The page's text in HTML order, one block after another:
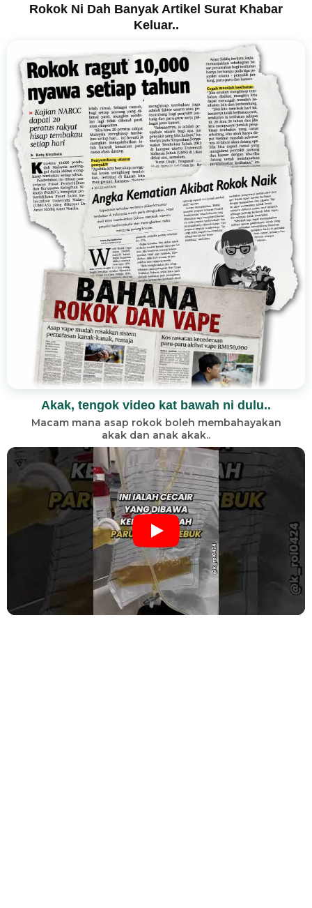
Rokok Ni Dah Banyak Artikel Surat Khabar
Keluar..
Akak, tengok video kat bawah ni dulu..
Macam mana asap rokok boleh membahayakan
akak dan anak akak..